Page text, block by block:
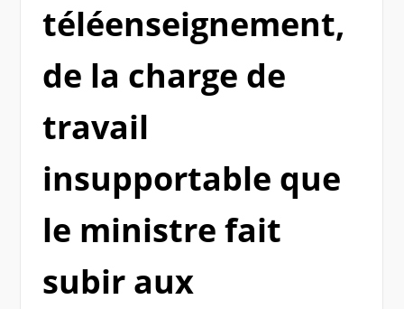
téléenseignement,
de la charge de
travail
insupportable que
le ministre fait
subir aux